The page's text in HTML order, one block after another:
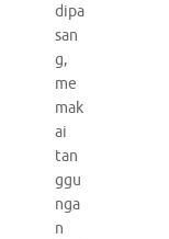
dipa
san
g,
me
mak
ai
tan
ggu
nga
n